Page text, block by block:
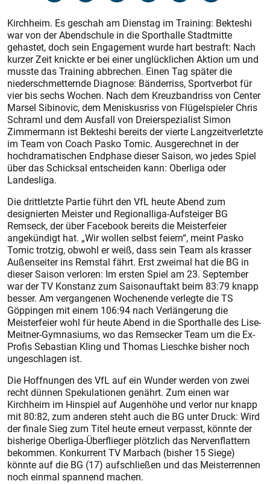
Kirchheim. Es geschah am Dienstag im Training: Bekteshi
war von der Abendschule in die Sporthalle Stadtmitte
gehastet, doch sein Engagement wurde hart bestraft: Nach
kurzer Zeit knickte er bei einer unglücklichen Aktion um und
musste das Training abbrechen. Einen Tag später die
niederschmetternde Diagnose: Bänderriss, Sportverbot für
vier bis sechs Wochen. Nach dem Kreuzbandriss von Center
Marsel Sibinovic, dem Meniskusriss von Flügelspieler Chris
Schraml und dem Ausfall von Dreierspezialist Simon
Zimmermann ist Bekteshi bereits der vierte Langzeitverletzte
im Team von Coach Pasko Tomic. Ausgerechnet in der
hochdramatischen Endphase dieser Saison, wo jedes Spiel
über das Schicksal entscheiden kann: Oberliga oder
Landesliga.
Die drittletzte Partie führt den VfL heute Abend zum
designierten Meister und Regionalliga-Aufsteiger BG
Remseck, der über Facebook bereits die Meisterfeier
angekündigt hat. „Wir wollen selbst feiern“, meint Pasko
Tomic trotzig, obwohl er weiß, dass sein Team als krasser
Außenseiter ins Remstal fährt. Erst zweimal hat die BG in
dieser Saison verloren: Im ersten Spiel am 23. September
war der TV Konstanz zum Saisonauftakt beim 83:79 knapp
besser. Am vergangenen Wochenende verlegte die TS
Göppin­gen mit einem 106:94 nach Verlängerung die
Meisterfeier wohl für heute Abend in die Sporthalle des Lise-
Meitner-Gymnasiums, wo das Rems­ecker Team um die Ex-
Profis Sebastian Kling und Thomas Lieschke bisher noch
ungeschlagen ist.
Die Hoffnungen des VfL auf ein Wunder werden von zwei
recht dünnen Spekulationen genährt. Zum einen war
Kirchheim im Hinspiel auf Augenhöhe und verlor nur knapp
mit 80:82, zum anderen steht auch die BG unter Druck: Wird
der finale Sieg zum Titel heute erneut verpasst, könnte der
bisherige Oberliga-Überflieger plötzlich das Nervenflattern
bekommen. Konkurrent TV Marbach (bisher 15 Siege)
könnte auf die BG (17) aufschließen und das Meisterrennen
noch einmal spannend machen.